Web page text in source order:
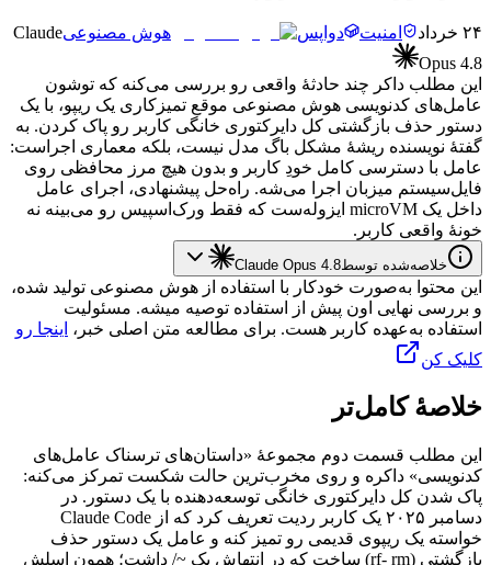
۲۴ خرداد امنیت دواپس هوش مصنوعیClaude
Opus 4.8
این مطلب داکر چند حادثهٔ واقعی رو بررسی می‌کنه که توشون
عامل‌های کدنویسی هوش مصنوعی موقع تمیزکاری یک ریپو، با یک
دستور حذف بازگشتی کل دایرکتوری خانگی کاربر رو پاک کردن. به
گفتهٔ نویسنده ریشهٔ مشکل باگ مدل نیست، بلکه معماری اجراست:
عامل با دسترسی کامل خودِ کاربر و بدون هیچ مرز محافظی روی
فایل‌سیستم میزبان اجرا می‌شه. راه‌حل پیشنهادی، اجرای عامل
داخل یک microVM ایزوله‌ست که فقط ورک‌اسپیس رو می‌بینه نه
خونهٔ واقعی کاربر.
خلاصه‌شده توسطClaude Opus 4.8
این محتوا به‌صورت خودکار با استفاده از هوش مصنوعی تولید شده،
و بررسی نهایی اون پیش از استفاده توصیه میشه. مسئولیت
استفاده به‌عهده کاربر هست. برای مطالعه متن اصلی خبر، اینجا رو
کلیک کن
خلاصهٔ کامل‌تر
این مطلب قسمت دوم مجموعهٔ «داستان‌های ترسناک عامل‌های
کدنویسی» داکره و روی مخرب‌ترین حالت شکست تمرکز می‌کنه:
پاک شدن کل دایرکتوری خانگی توسعه‌دهنده با یک دستور. در
دسامبر ۲۰۲۵ یک کاربر ردیت تعریف کرد که از Claude Code
خواسته یک ریپوی قدیمی رو تمیز کنه و عامل یک دستور حذف
بازگشتی (
rm
-
rf
) ساخت که در انتهاش یک ~/ داشت؛ همون اسلش